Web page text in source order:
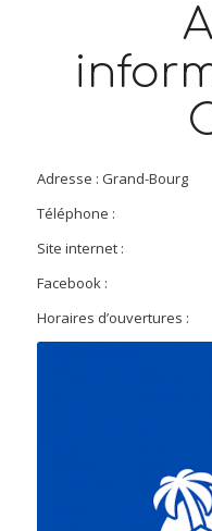
Adresse : Grand-Bourg
Téléphone :
Site internet :
Facebook :
Horaires d’ouvertures :